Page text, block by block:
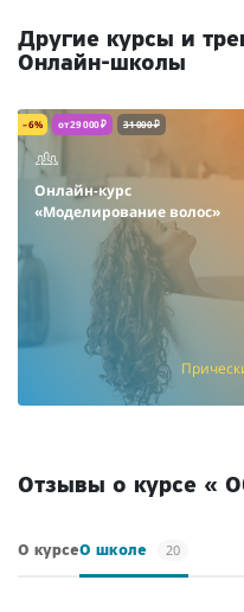
Другие курсы и
Онлайн-школы
– 6% от 29 000 ₽ 31 000 ₽
Онлайн-курс
«Моделирование волос»
Отзывы о курсе «
О курсеО школе 20